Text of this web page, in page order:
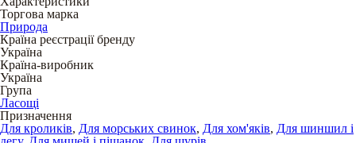
Торгова марка
Природа
Країна реєстрації бренду
Україна
Країна-виробник
Україна
Група
Ласощі
Призначення
Для кроликів, Для морських свинок, Для хом'яків, Для шиншил і